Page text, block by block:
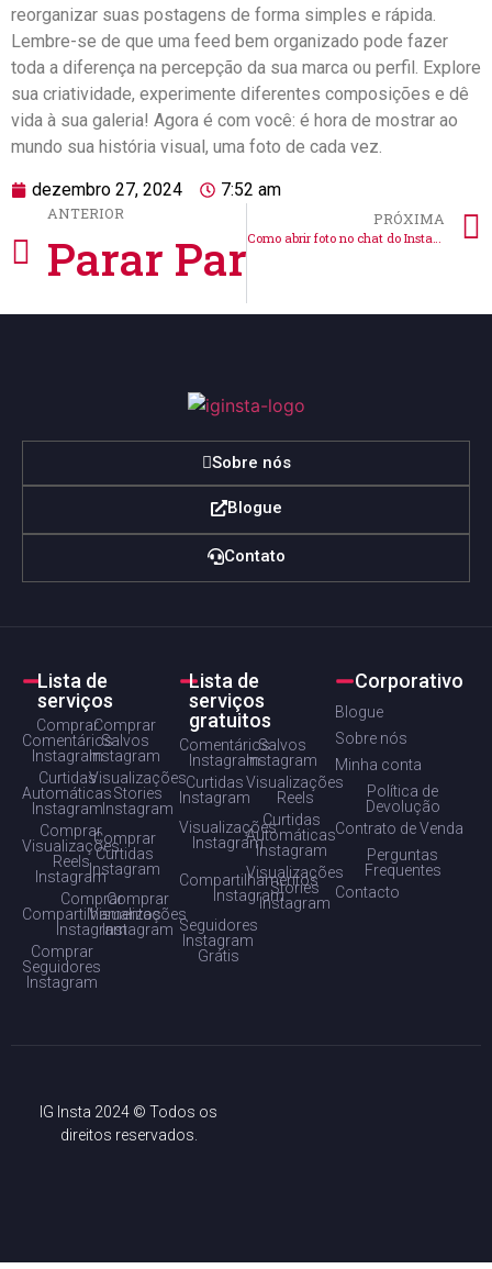
reorganizar suas‍ postagens de ​forma simples ‌e rápida.
⁢Lembre-se‌ de que uma feed bem organizado pode fazer
toda a diferença na⁢ percepção ⁣da ‌sua marca ou perfil. Explore
‍sua criatividade, experimente ⁣diferentes ⁢composições e ⁤dê
vida à sua‍ galeria! Agora é com você: é hora de mostrar​ ao
mundo sua história visual, uma foto ​de⁤ cada vez.
dezembro 27, 2024 7:52 am
ANTERIOR
Parar Para Na Foto
PRÓXIMA
Sobre nós
Blogue
Contato
Lista de
serviços
Comprar
Comentários
Instagram
Comprar
Salvos
Instagram
Curtidas
Automáticas
Instagram
Visualizações
Stories
Instagram
Comprar
Visualizações
Reels
Instagram
Comprar
Curtidas
Instagram
Comprar
Compartilhamentos
Instagram
Comprar
Visualizações
Instagram
Comprar
Seguidores
Instagram
Lista de
serviços
gratuitos
Comentários
Instagram
Salvos
Instagram
Curtidas
Instagram
Visualizações
Reels
Visualizações
Instagram
Curtidas
Automáticas
Instagram
Compartilhamentos
Instagram
Visualizações
Stories
Instagram
Seguidores
Instagram
Grátis
Corporativo
Blogue
Sobre nós
Minha conta
Política de
Devolução
Contrato de Venda
Perguntas
Frequentes
Contacto
IG Insta 2024 © Todos os
direitos reservados.